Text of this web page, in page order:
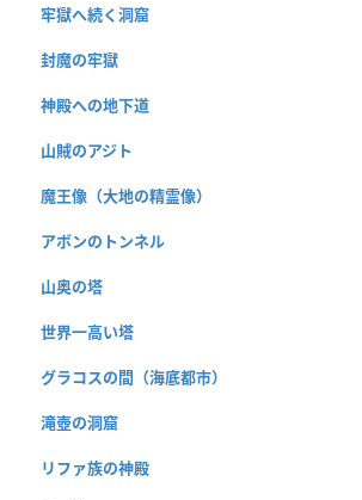
牢獄へ続く洞窟
封魔の牢獄
神殿への地下道
山賊のアジト
魔王像（大地の精霊像）
アボンのトンネル
山奥の塔
世界一高い塔
グラコスの間（海底都市）
滝壺の洞窟
リファ族の神殿